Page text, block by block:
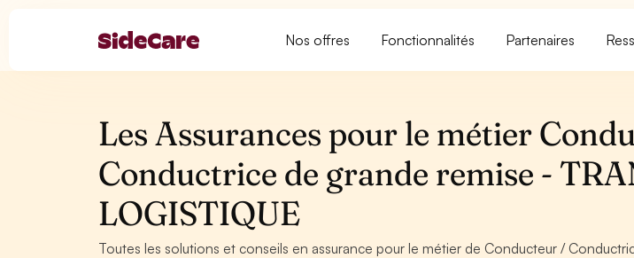
Nos offres Fonctionnalités Partenaires
Les Assurances pour le métier
Conductrice de grande remise -
LOGISTIQUE
Toutes les solutions et conseils en assurance pour le métier de Conducteur /